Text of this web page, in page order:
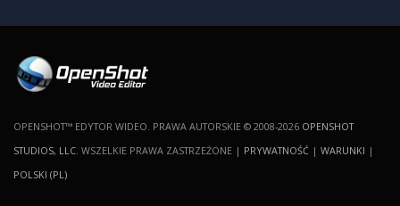
OPENSHOT™ EDYTOR WIDEO. PRAWA AUTORSKIE © 2008-2026 OPENSHOT
STUDIOS, LLC . WSZELKIE PRAWA ZASTRZEŻONE | PRYWATNOŚĆ | WARUNKI |
POLSKI (PL)